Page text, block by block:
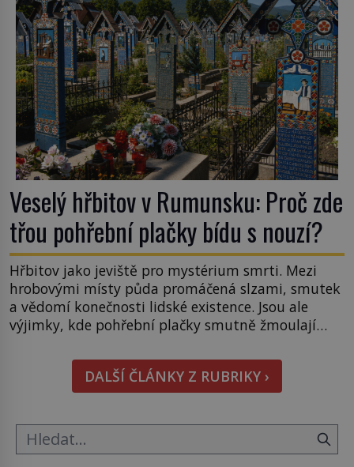
Veselý hřbitov v Rumunsku: Proč zde
třou pohřební plačky bídu s nouzí?
Hřbitov jako jeviště pro mystérium smrti. Mezi
hrobovými místy půda promáčená slzami, smutek
a vědomí konečnosti lidské existence. Jsou ale
výjimky, kde pohřební plačky smutně žmoulají
pohledu na výši vyměřené podpory
v nezaměstnanosti. Kam vás pozveme? Unikátní
hřbitov, který si vysloužil název „Veselý“, najdeme
DALŠÍ ČLÁNKY Z RUBRIKY ›